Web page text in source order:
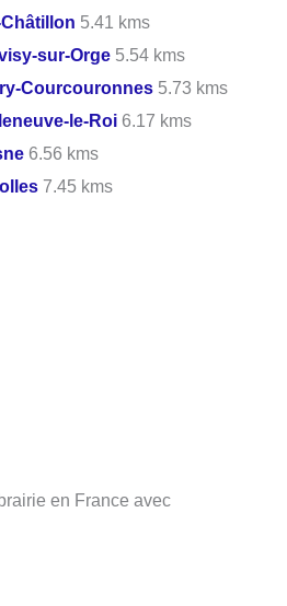
5.41 kms
sur-Orge 5.54 kms
Courcouronnes 5.73 kms
le-Roi 6.17 kms
6.56 kms
7.45 kms
en France avec